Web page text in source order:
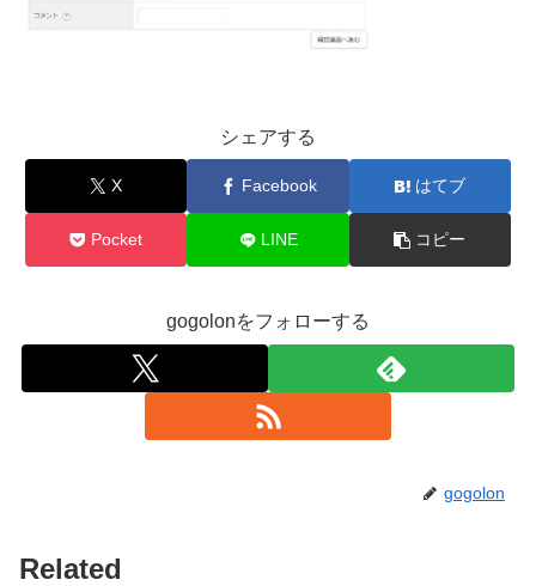
シェアする
X Facebook はてブ
Pocket LINE コピー
gogolonをフォローする
gogolon
Related